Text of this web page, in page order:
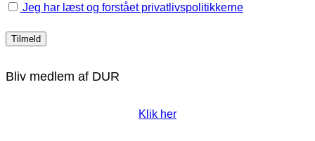
Jeg har læst og forstået privatlivspolitikkerne
Bliv medlem af DUR
Klik her